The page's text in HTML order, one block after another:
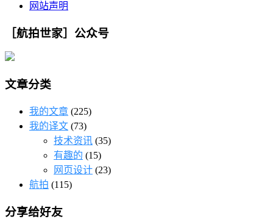
网站声明
［航拍世家］公众号
文章分类
我的文章 (225)
我的译文 (73)
技术资讯 (35)
有趣的 (15)
网页设计 (23)
航拍 (115)
分享给好友